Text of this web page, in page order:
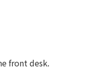
front desk.